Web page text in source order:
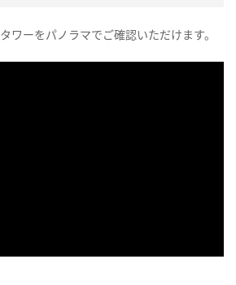
ワーをパノラマでご確認いただけます。